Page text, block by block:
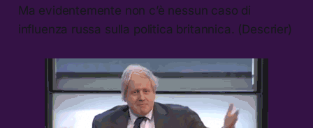
Ma evidentemente non c’è nessun caso di
influenza russa sulla politica britannica. (Descrier)